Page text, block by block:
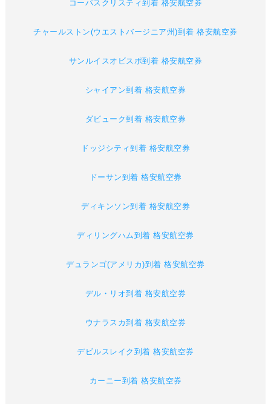
コーパスクリスティ到着 格安航空券
チャールストン(ウエストバージニア州)到着 格安航空券
サンルイスオビスポ到着 格安航空券
シャイアン到着 格安航空券
ダビューク到着 格安航空券
ドッジシティ到着 格安航空券
ドーサン到着 格安航空券
ディキンソン到着 格安航空券
ディリングハム到着 格安航空券
デュランゴ(アメリカ)到着 格安航空券
デル・リオ到着 格安航空券
ウナラスカ到着 格安航空券
デビルスレイク到着 格安航空券
カーニー到着 格安航空券